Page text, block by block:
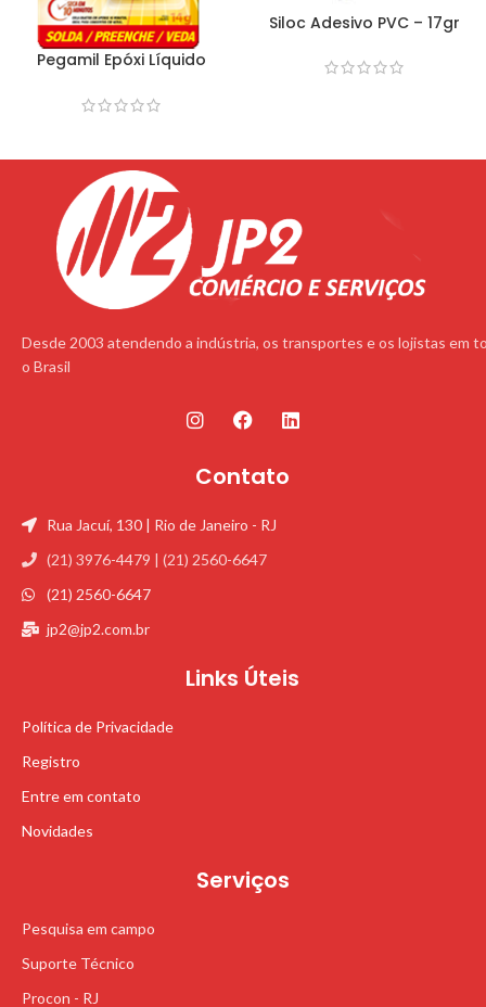
Pegamil Epóxi Líquido
Siloc Adesivo PVC – 17gr
Desde 2003 atendendo a indústria, os transportes e os lojistas em
o Brasil
Contato
Rua Jacuí, 130 | Rio de Janeiro - RJ
(21) 3976-4479 | (21) 2560-6647
(21) 2560-6647
jp2@jp2.com.br
Links Úteis
Política de Privacidade
Registro
Entre em contato
Novidades
Serviços
Pesquisa em campo
Suporte Técnico
Procon - RJ